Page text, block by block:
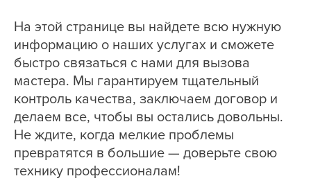
На этой странице вы найдете всю нужную
информацию о наших услугах и сможете
быстро связаться с нами для вызова
мастера. Мы гарантируем тщательный
контроль качества, заключаем договор и
делаем все, чтобы вы остались довольны.
Не ждите, когда мелкие проблемы
превратятся в большие — доверьте свою
технику профессионалам!